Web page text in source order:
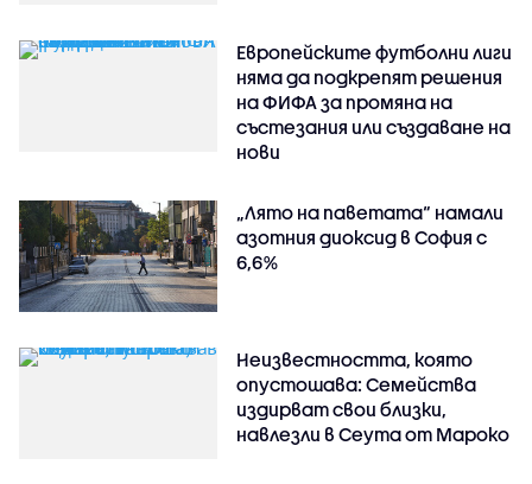
Европейските футболни лиги
няма да подкрепят решения
на ФИФА за промяна на
състезания или създаване на
нови
„Лято на паветата“ намали
азотния диоксид в София с
6,6%
Неизвестността, която
опустошава: Семейства
издирват свои близки,
навлезли в Сеута от Мароко